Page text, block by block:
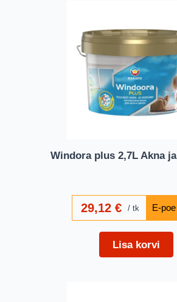
Windora plus 2,7L Akna
29,12 € tk
Lisa korvi